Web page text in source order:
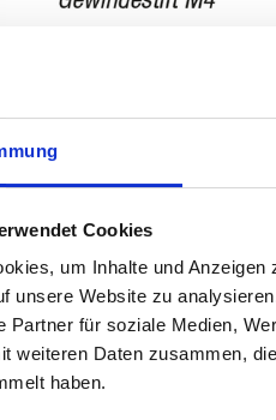
Cookies
um Inhalte und
unsere Website zu
Partner für soziale Medien,
weiteren Daten zusammen,
haben.
frei programmierbar
in regelmäßigen Abständen